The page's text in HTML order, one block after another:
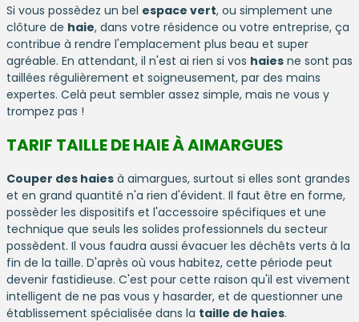
Si vous possèdez un bel espace vert, ou simplement une
clôture de haie, dans votre résidence ou votre entreprise, ça
contribue à rendre l'emplacement plus beau et super
agréable. En attendant, il n'est ai rien si vos haies ne sont pas
taillées régulièrement et soigneusement, par des mains
expertes. Celà peut sembler assez simple, mais ne vous y
trompez pas !
TARIF TAILLE DE HAIE À AIMARGUES
Couper des haies à aimargues, surtout si elles sont grandes
et en grand quantité n'a rien d'évident. Il faut être en forme,
possèder les dispositifs et l'accessoire spécifiques et une
technique que seuls les solides professionnels du secteur
possèdent. Il vous faudra aussi évacuer les déchêts verts à la
fin de la taille. D'après où vous habitez, cette période peut
devenir fastidieuse. C'est pour cette raison qu'il est vivement
intelligent de ne pas vous y hasarder, et de questionner une
établissement spécialisée dans la taille de haies.